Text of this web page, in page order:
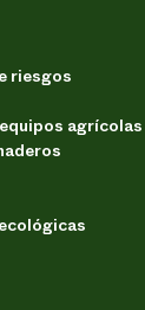
riesgos
agrícolas